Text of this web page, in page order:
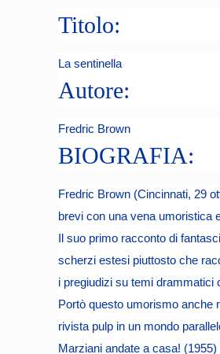
Titolo:
La sentinella
Autore:
Fredric Brown
BIOGRAFIA:
Fredric Brown (Cincinnati, 29
brevi con una vena umoristica
Il suo primo racconto di
scherzi estesi piuttosto che
i pregiudizi su temi drammatici
Portò questo umorismo anche
rivista pulp in un mondo
Marziani andate a casa!